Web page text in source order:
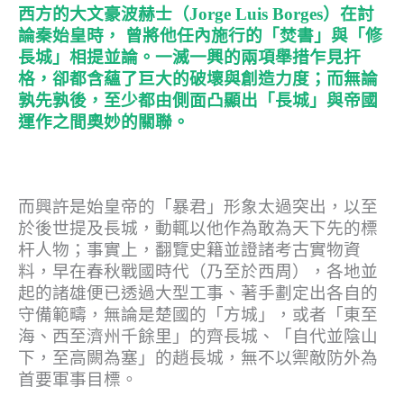
西方的大文豪波赫士（Jorge Luis Borges）在討
論秦始皇時， 曾將他任內施行的「焚書」與「修
長城」相提並論。一滅一興的兩項舉措乍見扞
格，卻都含蘊了巨大的破壞與創造力度；而無論
孰先孰後，至少都由側面凸顯出「長城」與帝國
運作之間奧妙的關聯。
而興許是始皇帝的「暴君」形象太過突出，以至
於後世提及長城，動輒以他作為敢為天下先的標
杆人物；事實上，翻覽史籍並證諸考古實物資
料，早在春秋戰國時代（乃至於西周），各地並
起的諸雄便已透過大型工事、著手劃定出各自的
守備範疇，無論是楚國的「方城」，或者「東至
海、西至濟州千餘里」的齊長城、「自代並陰山
下，至高闕為塞」的趙長城，無不以禦敵防外為
首要軍事目標。